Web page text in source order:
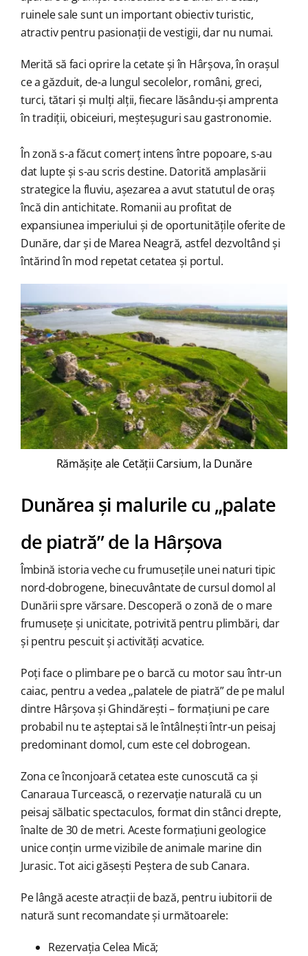
ruinele sale sunt un important obiectiv turistic,
atractiv pentru pasionații de vestigii, dar nu numai.
Merită să faci oprire la cetate și în Hârșova, în orașul
ce a găzduit, de-a lungul secolelor, români, greci,
turci, tătari și mulți alții, fiecare lăsându-și amprenta
în tradiții, obiceiuri, meșteșuguri sau gastronomie.
În zonă s-a făcut comerț intens între popoare, s-au
dat lupte și s-au scris destine. Datorită amplasării
strategice la fluviu, așezarea a avut statutul de oraș
încă din antichitate. Romanii au profitat de
expansiunea imperiului și de oportunitățile oferite de
Dunăre, dar și de Marea Neagră, astfel dezvoltând și
întărind în mod repetat cetatea și portul.
Rămășițe ale Cetății Carsium, la Dunăre
Dunărea și malurile cu „palate
de piatră” de la Hârșova
Îmbină istoria veche cu frumusețile unei naturi tipic
nord-dobrogene, binecuvântate de cursul domol al
Dunării spre vărsare. Descoperă o zonă de o mare
frumusețe și unicitate, potrivită pentru plimbări, dar
și pentru pescuit și activități acvatice.
Poți face o plimbare pe o barcă cu motor sau într-un
caiac, pentru a vedea „palatele de piatră” de pe malul
dintre Hârșova și Ghindărești – formațiuni pe care
probabil nu te așteptai să le întâlnești într-un peisaj
predominant domol, cum este cel dobrogean.
Zona ce înconjoară cetatea este cunoscută ca și
Canaraua Turcească, o rezervație naturală cu un
peisaj sălbatic spectaculos, format din stânci drepte,
înalte de 30 de metri. Aceste formațiuni geologice
unice conțin urme vizibile de animale marine din
Jurasic. Tot aici găsești Peștera de sub Canara.
Pe lângă aceste atracții de bază, pentru iubitorii de
natură sunt recomandate și următoarele:
Rezervația Celea Mică;